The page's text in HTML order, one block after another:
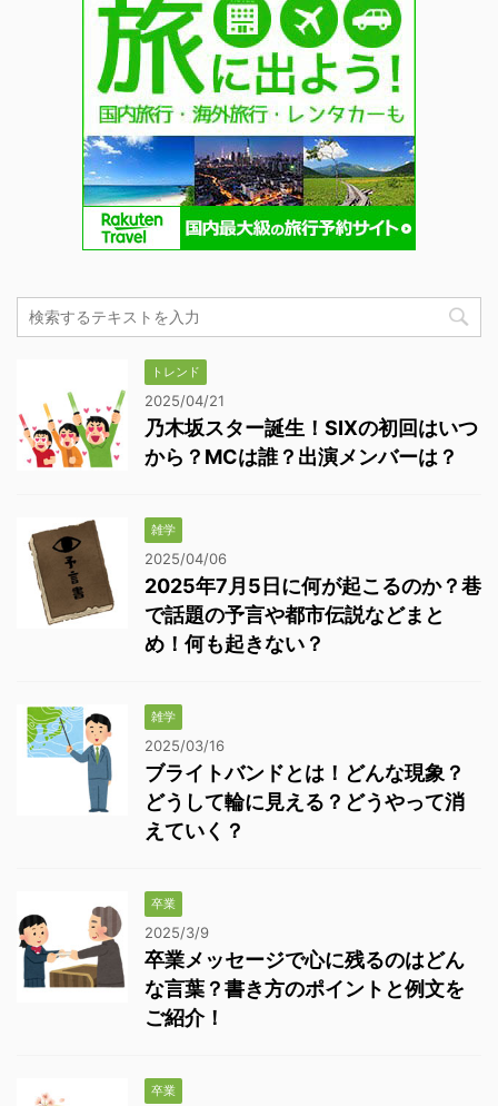
トレンド
2025/04/21
乃木坂スター誕生！SIXの初回はいつ
から？MCは誰？出演メンバーは？
雑学
2025/04/06
2025年7月5日に何が起こるのか？巷
で話題の予言や都市伝説などまと
め！何も起きない？
雑学
2025/03/16
ブライトバンドとは！どんな現象？
どうして輪に見える？どうやって消
えていく？
卒業
2025/3/9
卒業メッセージで心に残るのはどん
な言葉？書き方のポイントと例文を
ご紹介！
卒業